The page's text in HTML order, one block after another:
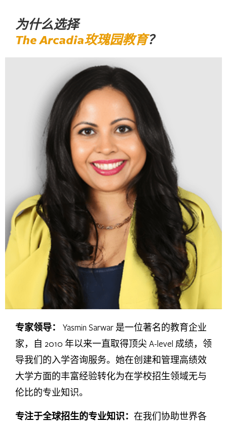
为什么选择
The Arcadia玫瑰园教育？
专家领导：
Yasmin Sarwar 是一位著名的教育企业
家，自 2010 年以来一直取得顶尖 A-level 成绩，领
导我们的入学咨询服务。她在创建和管理高绩效
大学方面的丰富经验转化为在学校招生领域无与
伦比的专业知识。
专注于全球招生的专业知识： 在我们协助世界各